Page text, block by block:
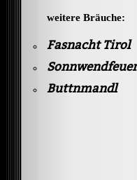
weitere Bräuche:
Fasnacht Tirol
Sonnwendfeuer
Buttnmandl